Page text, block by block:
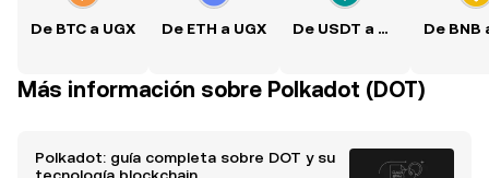
De BTC a UGX De ETH a UGX De USDT a UGX
Más información sobre Polkadot (DOT)
Polkadot: guía completa sobre DOT y su